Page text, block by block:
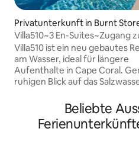
Privatunterkunft in Burnt
Villa510~3 En-Suites~Zugang
beheizter Spa-Pool
Villa510 ist ein neu gebautes
am Wasser, ideal für längere
Aufenthalte in Cape Coral.
ruhigen Blick auf das
und entspanne dich dann in
privaten beheizten Pool und
perfekt das ganze Jahr über.
Beliebte